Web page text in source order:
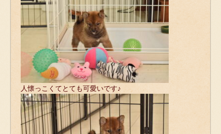
人懐っこくてとても可愛いです♪